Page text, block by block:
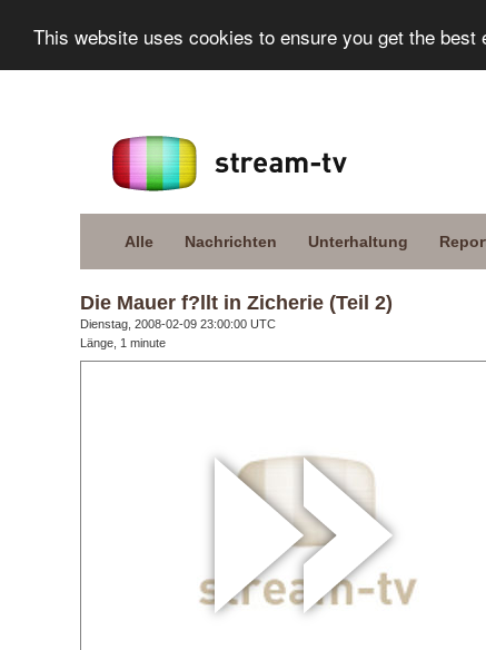
This website uses cookies to ensure you get the best
Alle Nachrichten Unterhaltung
Die Mauer f?llt in Zicherie (Teil 2)
Dienstag, 2008-02-09 23:00:00 UTC
Länge, 1 minute